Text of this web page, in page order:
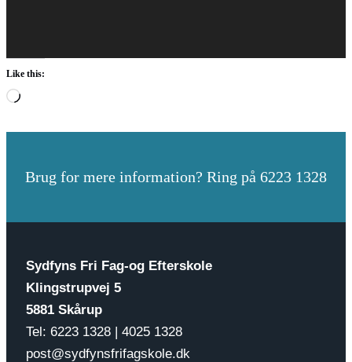
Like this:
Loading…
Brug for mere information? Ring på 6223 1328
Sydfyns Fri Fag-og Efterskole
Klingstrupvej 5
5881 Skårup
Tel: 6223 1328 | 4025 1328
post@sydfynsfrifagskole.dk